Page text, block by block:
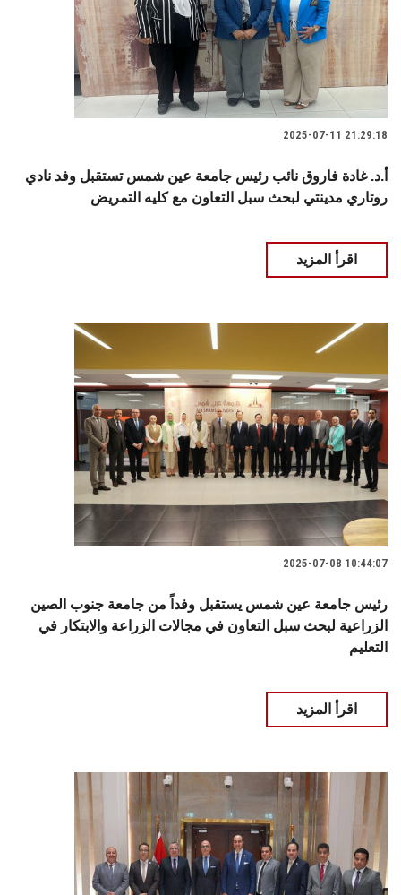
2025-07-11 21:29:18
أ.د. غادة فاروق نائب رئيس جامعة عين شمس تستقبل وفد نادي
روتاري مدينتي لبحث سبل التعاون مع كليه التمريض
اقرأ المزيد
2025-07-08 10:44:07
رئيس جامعة عين شمس يستقبل وفداً من جامعة جنوب الصين
الزراعية لبحث سبل التعاون في مجالات الزراعة والابتكار في
التعليم
اقرأ المزيد